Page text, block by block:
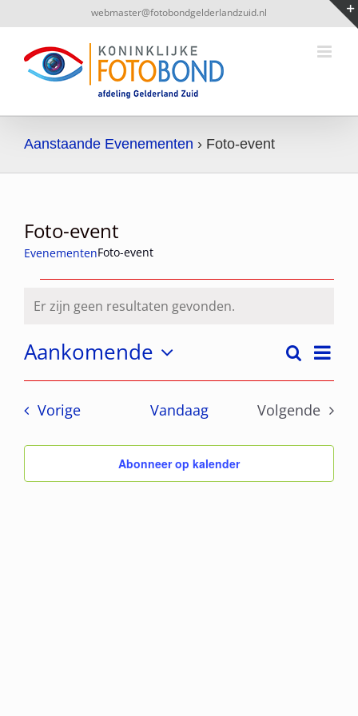
naar
inhoud
webmaster@fotobondgelderlandzuid.nl
Aanstaande Evenementen › Foto-event
Foto-event
EvenementenFoto-event
Evenementen
Bericht
Er zijn geen resultaten gevonden.
en
Zoeken
Lijst
Aankomende
Selecteer
datum.
VorigeEvenementenVandaag
Volgende
Abonneer op kalender